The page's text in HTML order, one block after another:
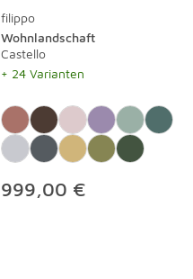
filippo
Wohnlandschaft
Castello
+ 24 Varianten
999,00 €